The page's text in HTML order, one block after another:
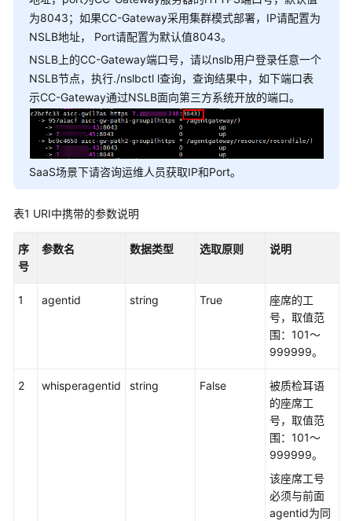
考
接
口
权
方
式
系
配
类
参
座
为8043；如果CC-Gateway采用集群模式部署，IP请配置为
NSLB地址， Port请配置为默认值8043。
NSLB上的CC-Gateway端口号，请以nslb用户登录任意一个
NSLB节点，执行./nslbctl l查询，查询结果中，如下端口表
示CC-Gateway通过NSLB面向第三方系统开放的端口。
SaaS场景下请咨询运维人员获取IP和Port。
表1 URI中携带的参数说明
序
号
参数名 数据类型 选取原则 说明
1 agentid string True
座席的工
号，取值范
围：101～
999999。
2 whisperagentid string False
被质检耳语
的座席工
号，取值范
围：101～
999999。
该座席工号
必须与前面
agentid为同